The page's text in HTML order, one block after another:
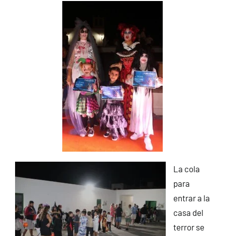
La cola
para
entrar a la
casa del
terror se